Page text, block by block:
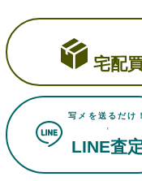
宅配
写メを送るだけ！
LINE査